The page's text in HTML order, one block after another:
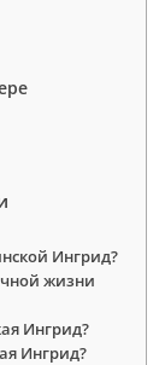
Ингрид?
жизни
Ингрид?
Ингрид?